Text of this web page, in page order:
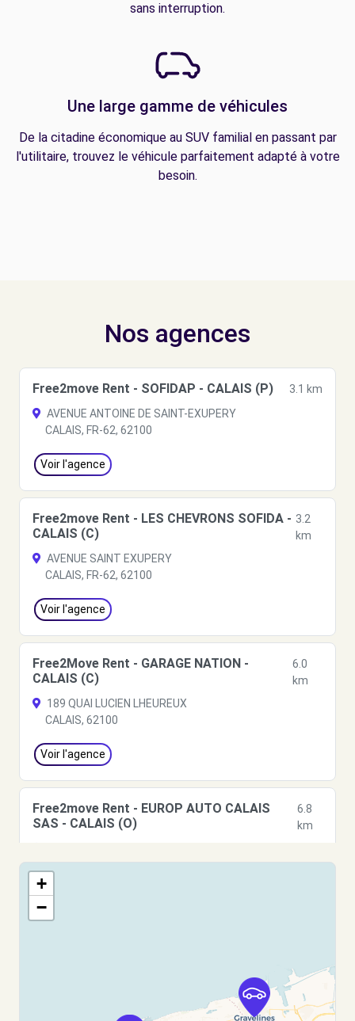
sans interruption.
Une large gamme de véhicules
De la citadine économique au SUV familial en passant par
l'utilitaire, trouvez le véhicule parfaitement adapté à votre
besoin.
Nos agences
Free2move Rent - SOFIDAP - CALAIS (P)
3.1 km
AVENUE ANTOINE DE SAINT-EXUPERY
CALAIS, FR-62, 62100
Voir l'agence
Free2move Rent - LES CHEVRONS SOFIDA -
CALAIS (C)
3.2
km
AVENUE SAINT EXUPERY
CALAIS, FR-62, 62100
Voir l'agence
Free2Move Rent - GARAGE NATION -
CALAIS (C)
6.0
km
189 QUAI LUCIEN LHEUREUX
CALAIS, 62100
Voir l'agence
Free2move Rent - EUROP AUTO CALAIS
SAS - CALAIS (O)
6.8
km
CALAIS, FR-62, 62100
Voir l'agence
km
+
−